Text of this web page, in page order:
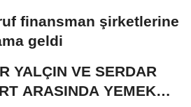
finansman şirketlerine
geldi
YALÇIN VE SERDAR
ARASINDA YEMEK